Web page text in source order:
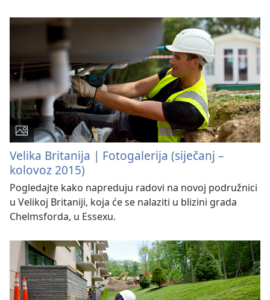
Velika Britanija | Fotogalerija (siječanj –
kolovoz 2015)
Pogledajte kako napreduju radovi na novoj podružnici
u Velikoj Britaniji, koja će se nalaziti u blizini grada
Chelmsforda, u Essexu.